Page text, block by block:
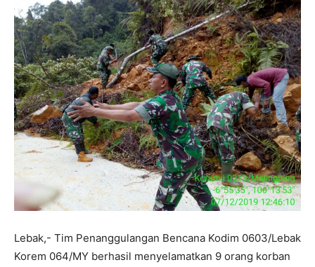
Lebak,- Tim Penanggulangan Bencana Kodim 0603/Lebak
Korem 064/MY berhasil menyelamatkan 9 orang korban